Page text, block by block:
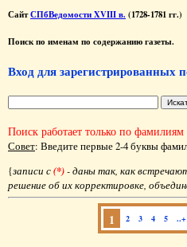
СайтСПбВедомости XVIII в. (1728-1781 гг.)
Поиск по именам по содержанию газеты.
Вход для зарегистрированных
Поиск работает только по фамилиям
Совет: Введите первые 2-4 буквы
{записи с(*)- даны так, как
решение об их корректировке,
1 2 3 4 5